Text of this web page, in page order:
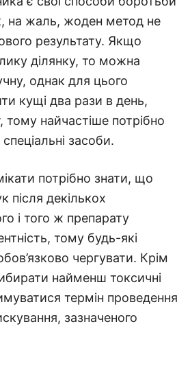
на жаль, жоден метод не
результату. Якщо
ділянку, то можна
однак для цього
кущі два рази в день,
тому найчастіше потрібно
засоби.
потрібно знати, що
після декількох
і того ж препарату
тому будь-які
чергувати. Крім
найменш токсичні
термін проведення
зазначеного